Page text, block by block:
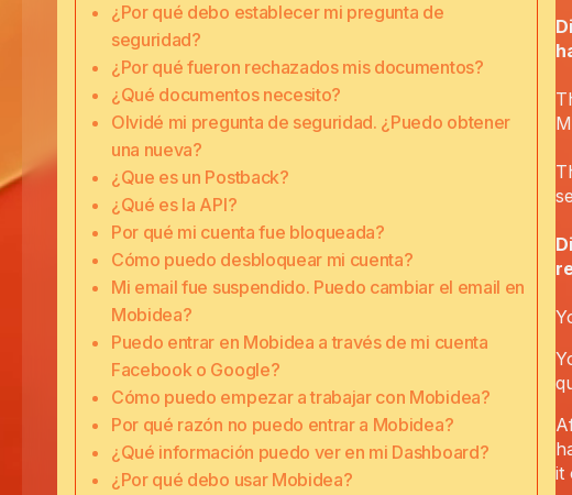
¿Por qué debo establecer mi pregunta de
seguridad?
¿Por qué fueron rechazados mis documentos?
¿Qué documentos necesito?
Olvidé mi pregunta de seguridad. ¿Puedo obtener
una nueva?
¿Que es un Postback?
¿Qué es la API?
Por qué mi cuenta fue bloqueada?
Cómo puedo desbloquear mi cuenta?
Mi email fue suspendido. Puedo cambiar el email en
Mobidea?
Puedo entrar en Mobidea a través de mi cuenta
Facebook o Google?
Cómo puedo empezar a trabajar con Mobidea?
Por qué razón no puedo entrar a Mobidea?
¿Qué información puedo ver en mi Dashboard?
¿Por qué debo usar Mobidea?
it